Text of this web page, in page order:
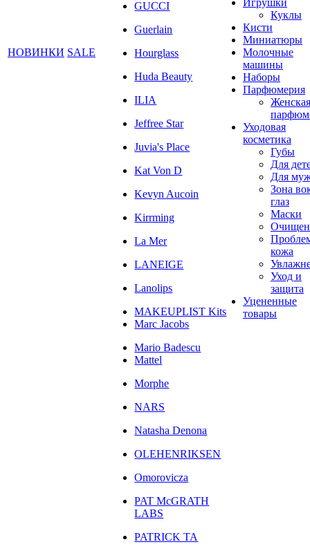
НОВИНКИ SALE
GUCCI
Guerlain
Hourglass
Huda Beauty
ILIA
Jeffree Star
Juvia's Place
Kat Von D
Kevyn Aucoin
Kirrming
La Mer
LANEIGE
Lanolips
MAKEUPLIST Kits
Marc Jacobs
Mario Badescu
Mattel
Morphe
NARS
Natasha Denona
OLEHENRIKSEN
Omorovicza
PAT McGRATH
LABS
PATRICK TA
Игрушки
Куклы
Кисти
Миниатюры
Молочные
машины
Наборы
Парфюмерия
Женская
Уходовая
косметика
Губы
Для
Для
Зона
глаз
Маски
кожа
Уход и
защита
Уцененные
товары